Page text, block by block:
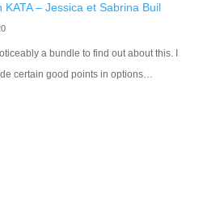
KATA – Jessica et Sabrina Buil
a bundle to find out about this. I
certain good points in options…